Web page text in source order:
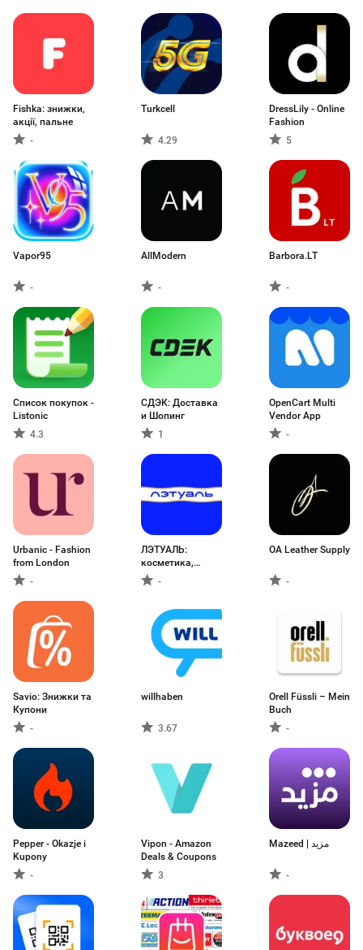
Fishka: знижки,
акції, пальне
-
Turkcell
4.29
DressLily - Online
Fashion
5
Vapor95
-
AllModern
-
Barbora.LT
-
Список покупок -
Listonic
4.3
СДЭК: Доставка
и Шопинг
1
OpenCart Multi
Vendor App
-
Urbanic - Fashion
from London
-
ЛЭТУАЛЬ:
косметика,
парфюмерия
-
OA Leather Supply
-
Savio: Знижки та
Купони
-
willhaben
3.67
Orell Füssli – Mein
Buch
-
Pepper - Okazje i
Kupony
-
Vipon - Amazon
Deals & Coupons
3
Mazeed | مزيد
-